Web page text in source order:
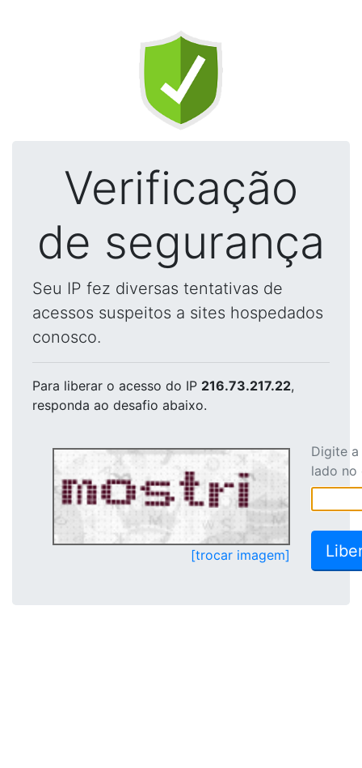
Verificação
de segurança
Seu IP fez diversas tentativas de
acessos suspeitos a sites hospedados
conosco.
Para liberar o acesso do IP 216.73.217.22,
responda ao desafio abaixo.
[trocar imagem]
Digite
lado no